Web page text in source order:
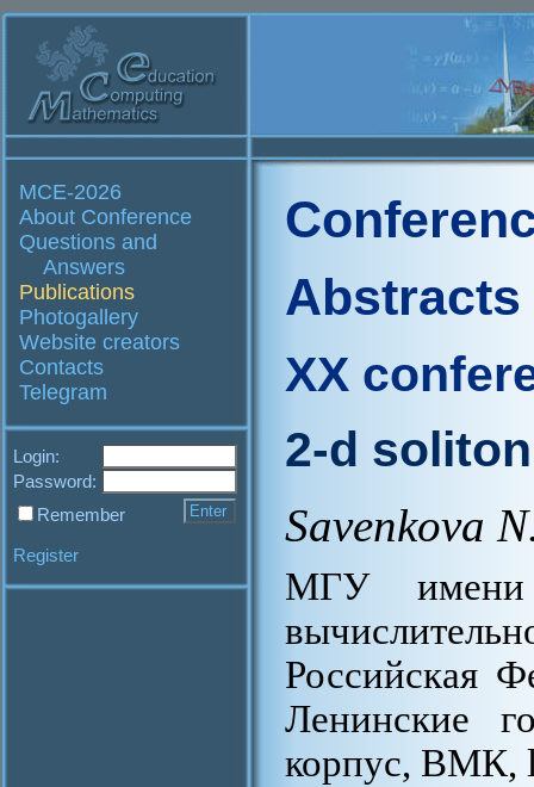
MCE-2026
About Conference
Questions and
Answers
Publications
Photogallery
Website creators
Contacts
Telegram
Login:
Password:
Remember
Register
Abstracts
XX
2-d
Savenkova
МГУ имени
Российская
Ленинские
корпус, ВМК,